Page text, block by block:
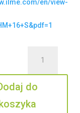
en/view-
CSHM
16
S
do